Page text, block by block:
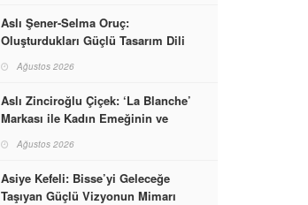
Aslı Şener-Selma Oruç:
Oluşturdukları Güçlü Tasarım Dili
Dünyasına İmzalarını Attılar
Ağustos 2026
Aslı Zinciroğlu Çiçek: ‘La Blanche’
Markası ile Kadın Emeğinin ve
Başarabileceğinin En Güzel
Örneğini Sunuyor
Ağustos 2026
Asiye Kefeli: Bisse’yi Geleceğe
Taşıyan Güçlü Vizyonun Mimarı